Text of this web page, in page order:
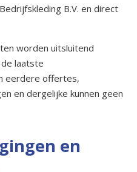
B.V. en direct
worden uitsluitend
laatste
eerdere offertes,
en dergelijke kunnen geen
en